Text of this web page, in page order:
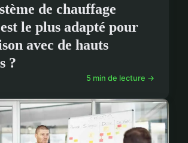
de chauffage
le plus adapté pour
avec de hauts
?
5 min de lecture →